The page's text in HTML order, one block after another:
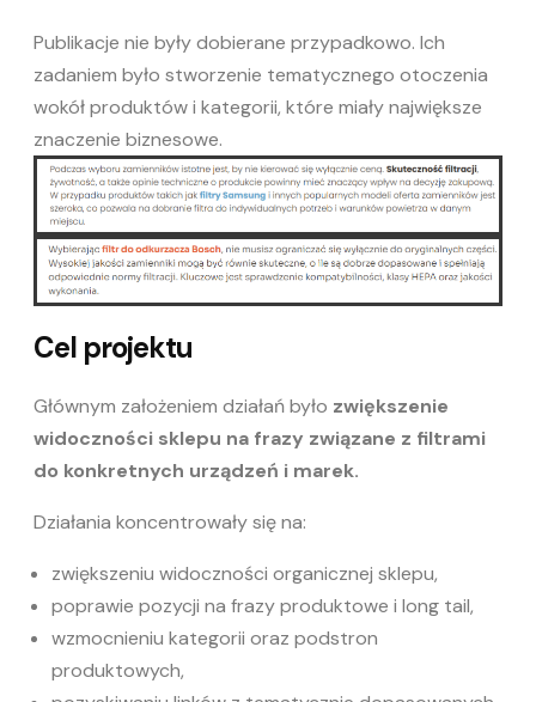
Publikacje nie były dobierane przypadkowo. Ich
zadaniem było stworzenie tematycznego otoczenia
wokół produktów i kategorii, które miały największe
znaczenie biznesowe.
Cel projektu
Głównym założeniem działań było zwiększenie
widoczności sklepu na frazy związane z filtrami
do konkretnych urządzeń i marek.
Działania koncentrowały się na:
zwiększeniu widoczności organicznej sklepu,
poprawie pozycji na frazy produktowe i long tail,
wzmocnieniu kategorii oraz podstron
produktowych,